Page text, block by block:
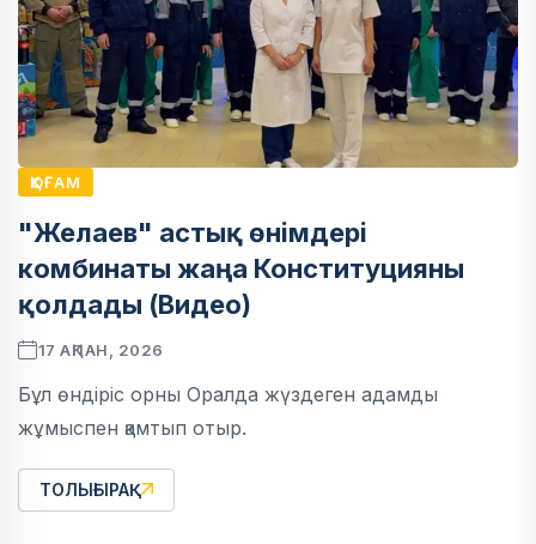
ҚОҒАМ
"Желаев" астық өнімдері
комбинаты жаңа Конституцияны
қолдады (Видео)
17 АҚПАН, 2026
Бұл өндіріс орны Оралда жүздеген адамды
жұмыспен қамтып отыр.
ТОЛЫҒЫРАҚ